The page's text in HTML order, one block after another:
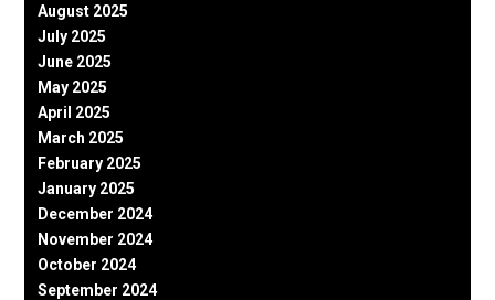
August 2025
July 2025
June 2025
May 2025
April 2025
March 2025
February 2025
January 2025
December 2024
November 2024
October 2024
September 2024